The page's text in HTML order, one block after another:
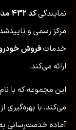
نمایندگیکد ۴۳۲ مدیران خودرو - آرتا خودرو کاظمیان
مرکز رسمی و
خدماتفروش
ارائه می‌کند.
این مجموعه که با
می‌کند، با بهره‌گیری
آماده خدمت‌رسانی